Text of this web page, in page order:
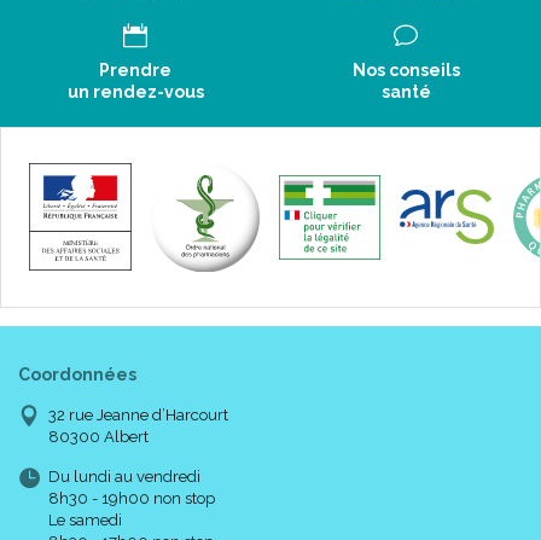
Prendre
un rendez-vous
Nos conseils
santé
Coordonnées
32 rue Jeanne d’Harcourt
80300 Albert
Du lundi au vendredi
8h30 - 19h00 non stop
Le samedi